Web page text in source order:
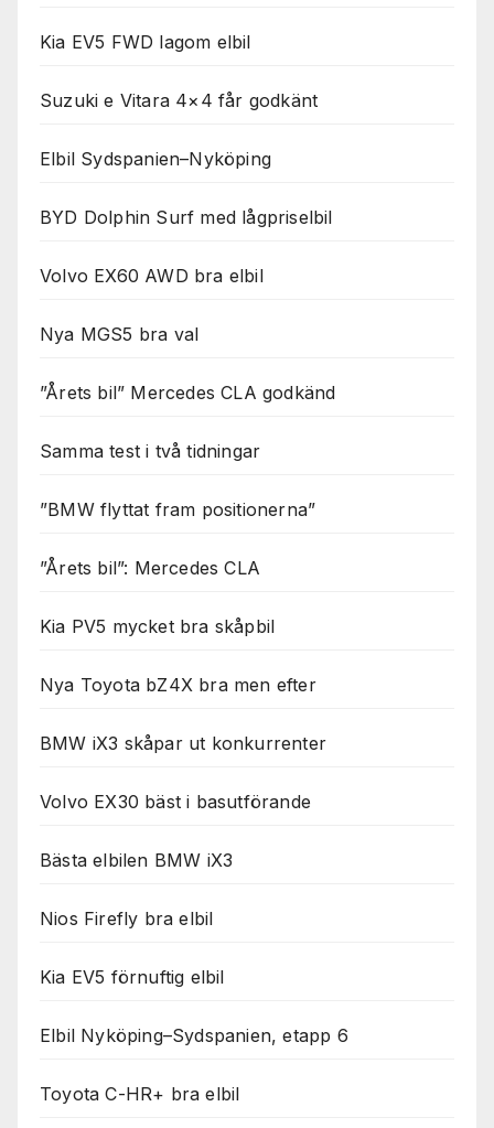
Kia EV5 FWD lagom elbil
Suzuki e Vitara 4×4 får godkänt
Elbil Sydspanien–Nyköping
BYD Dolphin Surf med lågpriselbil
Volvo EX60 AWD bra elbil
Nya MGS5 bra val
”Årets bil” Mercedes CLA godkänd
Samma test i två tidningar
”BMW flyttat fram positionerna”
”Årets bil”: Mercedes CLA
Kia PV5 mycket bra skåpbil
Nya Toyota bZ4X bra men efter
BMW iX3 skåpar ut konkurrenter
Volvo EX30 bäst i basutförande
Bästa elbilen BMW iX3
Nios Firefly bra elbil
Kia EV5 förnuftig elbil
Elbil Nyköping–Sydspanien, etapp 6
Toyota C-HR+ bra elbil